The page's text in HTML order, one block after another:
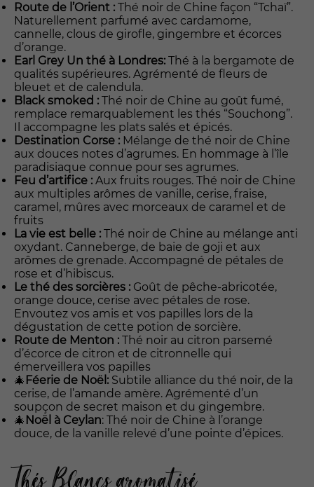
Route de l’Orient : Thé noir de Chine façon “Tchaï”.
Naturellement parfumé avec cardamome,
cannelle, clous de girofle, gingembre et écorces
d’orange.
Earl Grey Un thé à Londres: Thé à la bergamote de
qualités supérieures. Agrémenté de fleurs de
bleuet et de calendula.
Black smoked : Thé noir de Chine au goût fumé,
remplace remarquablement les thés “Souchong”.
Il accompagne les plats salés et épicés.
Destination Corse : Mélange de thé noir de Chine
aux douces notes d’agrumes. En hommage à l’île
paradisiaque connue pour ses agrumes.
Feu d’artifice : Aux fruits rouges. Thé noir de Chine
aux multiples arômes de vanille, cerise, fraise,
caramel, mûres avec morceaux de caramel et de
fruits
La vie est belle : Thé noir de Chine au mélange anti
oxydant. Canneberge, de baie de goji et aux
arômes de grenade. Accompagné de pétales de
rose et d’hibiscus.
Le thé des sorcières : Goût de pêche-abricotée,
orange douce, cerise avec pétales de rose.
Envoutez vos amis et vos papilles lors de la
dégustation de cette potion de sorcière.
Route de Menton : Thé noir au citron parsemé
d’écorce de citron et de citronnelle qui
émerveillera vos papilles
🎄 Féerie de Noël: Subtile alliance du thé noir, de la
cerise, de l’amande amère. Agrémenté d’un
soupçon de secret maison et du gingembre.
🎄 Noël à Ceylan: Thé noir de Chine à l’orange
douce, de la vanille relevé d’une pointe d’épices.
Ces cookies ne
sont pas
optionnels. Ils
sont requis
pour un bon
fonctionnement
Statistiques
Nous les
fonctionnalités